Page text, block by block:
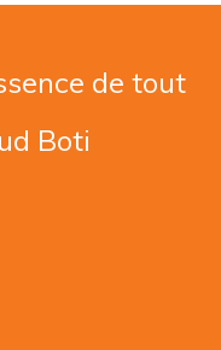
de tout
Boti